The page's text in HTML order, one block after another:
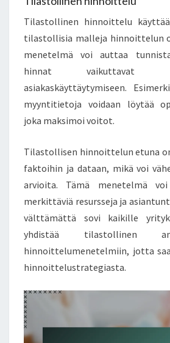
Tilastollinen hinnoittelu
tilastollisia malleja hinnoittelun
menetelmä voi auttaa
hinnat vaikuttavat
asiakaskäyttäytymiseen.
myyntitietoja voidaan löytää
joka maksimoi voitot.
Tilastollisen hinnoittelun etuna
faktoihin ja dataan, mikä voi
arvioita. Tämä menetelmä
merkittäviä resursseja ja
välttämättä sovi kaikille
yhdistää tilastollinen
hinnoittelumenetelmiin, jotta
hinnoittelustrategiasta.